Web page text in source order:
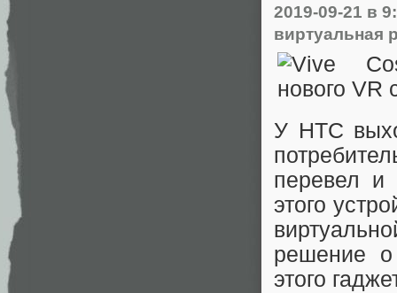
2019-09-21 в
виртуальная
У HTC
перевел и
этого
решение о
этого